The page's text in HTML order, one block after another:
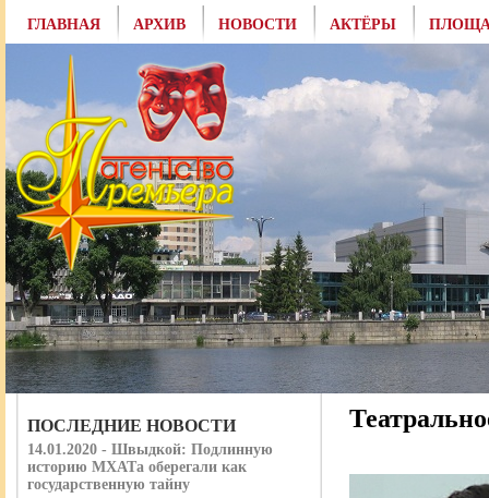
ГЛАВНАЯ АРХИВ НОВОСТИ АКТЁРЫ
ПОСЛЕДНИЕ НОВОСТИ
14.01.2020 - Швыдкой: Подлинную
историю МХАТа оберегали как
государственную тайну